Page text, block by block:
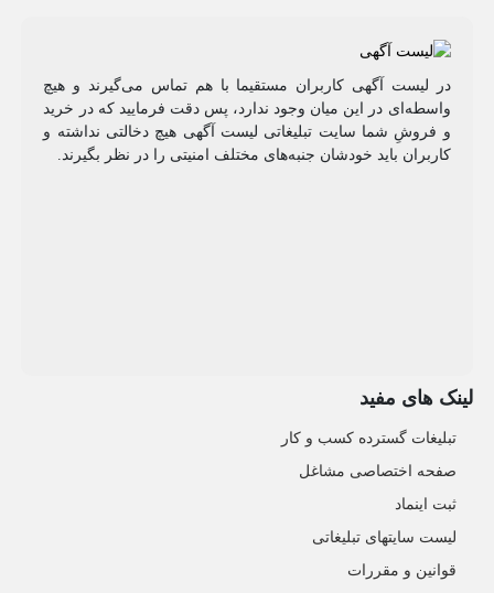
در لیست آگهی کاربران مستقیما با هم تماس می‌گیرند و هیچ
واسطه‌ای در این میان وجود ندارد، پس دقت فرمایید که در خرید
و فروشِ شما سایت تبلیغاتی لیست آگهی هیچ دخالتی نداشته و
کاربران باید خودشان جنبه‌های مختلف امنیتی را در نظر بگیرند.
لینک های مفید
تبلیغات گسترده کسب و کار
صفحه اختصاصی مشاغل
ثبت اینماد
لیست سایتهای تبلیغاتی
قوانین و مقررات